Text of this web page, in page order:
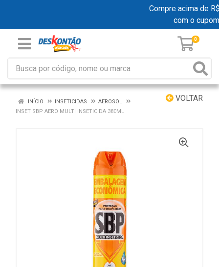
Compre acima de
com o
0
VOLTAR
INÍCIO INSETICIDAS
AEROSOL
INSET SBP AERO MULTI INSETICIDA 380ML